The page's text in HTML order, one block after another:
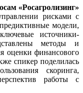
«Росагролизинг»
рисками с
модели,
источники-
методы и
оценки финансового
спикер поделилась
скоринга,
работы с